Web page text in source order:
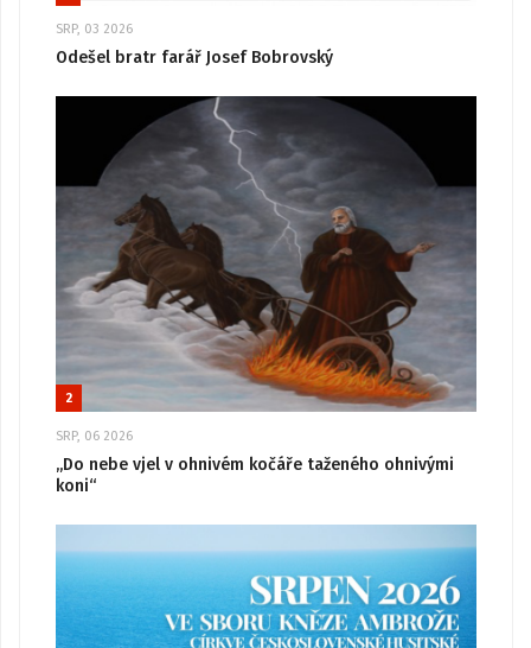
SRP, 03 2026
Odešel bratr farář Josef Bobrovský
2
SRP, 06 2026
„Do nebe vjel v ohnivém kočáře taženého ohnivými
koni“